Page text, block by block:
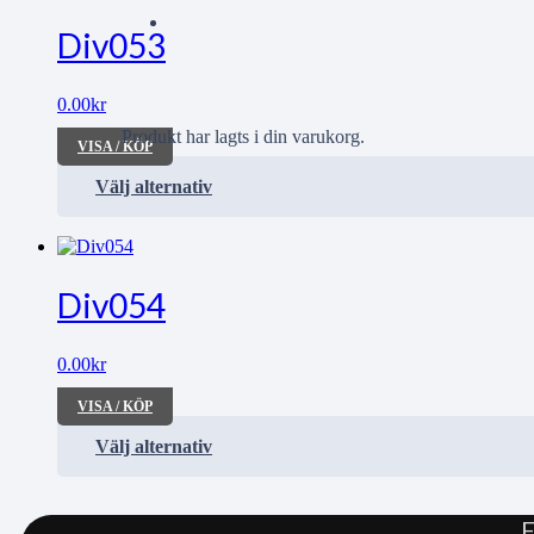
Produkt har lagts i din varukorg.
Div053
0.00kr
VISA / KÖP
Välj alternativ
Div054
0.00kr
VISA / KÖP
Välj alternativ